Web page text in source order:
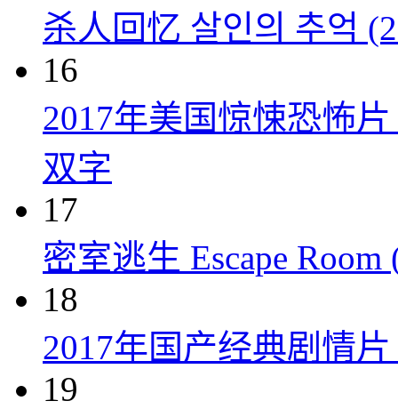
杀人回忆 살인의 추억
16
2017年美国惊悚恐怖
双字
17
密室逃生 Escape Room
18
2017年国产经典剧情
19